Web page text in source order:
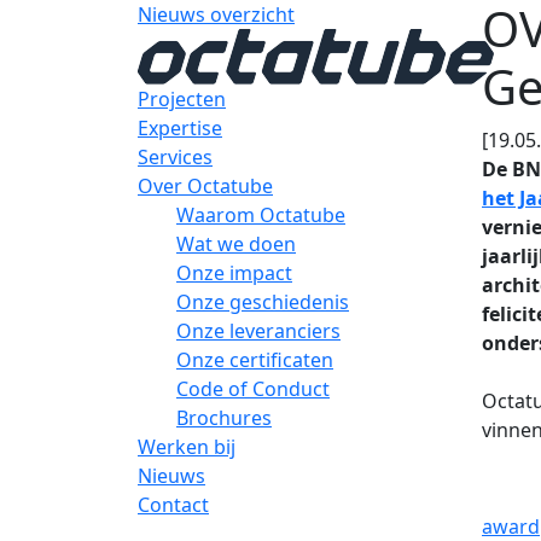
Projecten
Expertise
Services
Over Octatube
Waarom Octatube
Wat we doen
Onze impact
Onze geschiedenis
Onze leveranciers
Onze certificaten
Code of Conduct
Brochures
Werken bij
Nieuws
Contact
Nieuws overzicht
De
het
award